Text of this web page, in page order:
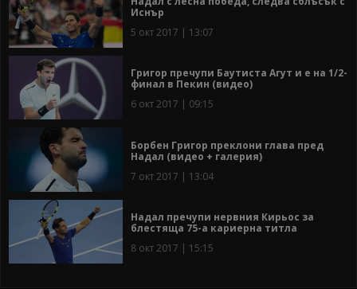
Иснър
5 окт 2017 | 13:07
Григор пречупи Баутиста Агут и е на 1/2-
финал в Пекин (видео)
6 окт 2017 | 09:15
Борбен Григор преклони глава пред
Надал (видео + галерия)
7 окт 2017 | 13:04
Надал пречупи нервния Кирьос за
блестяща 75-а кариерна титла
8 окт 2017 | 15:15